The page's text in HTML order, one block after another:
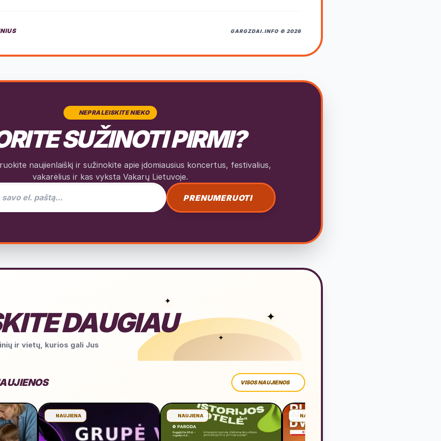
GARGZDAI.INFO © 2026
NEPRALEISKITE NIEKO
SUŽINOTI PIRMI?
naujienlaiškį ir sužinokite apie įdomiausius koncertus, festivalius,
vakarėlius ir kas vyksta Vakarų Lietuvoje.
PRENUMERUOTI
DAUGIAU
ir vietų, kurios gali Jus
✦
✦
✦
VISOS NAUJIENOS
NAUJIENA NAUJIENA NAUJIENA